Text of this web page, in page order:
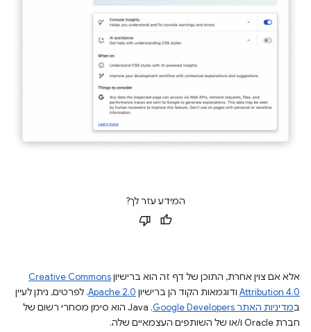
המידע עזר לך?
אלא אם צוין אחרת, התוכן של דף זה הוא ברישיוןCreative Commons
Attribution 4.0 ודוגמאות הקוד הן ברישיון Apache 2.0. לפרטים, ניתן לעיין
במדיניות האתר Google Developers‏
.‏ Java הוא סימן מסחרי רשום של
חברת Oracle ו/או של השותפים העצמאיים שלה.